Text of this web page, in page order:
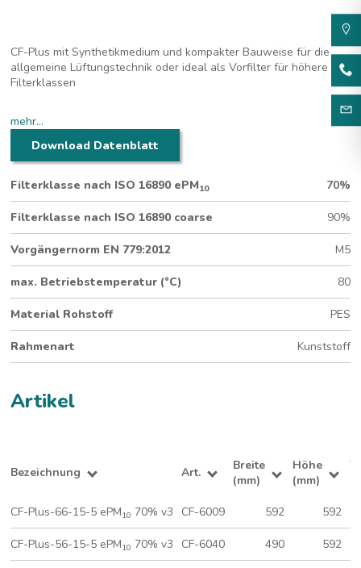
CF-Plus mit Synthetikmedium und kompakter Bauweise für die
allgemeine Lüftungstechnik oder ideal als Vorfilter für höhere
Filterklassen
Plissiertes PES-Medium
mehr...
Download Datenblatt
Filterklasse nach ISO 16890 ePM10 70%
Filterklasse nach ISO 16890 coarse 90%
Vorgängernorm EN 779:2012 M5
max. Betriebstemperatur (°C) 80
Material Rohstoff PES
Rahmenart Kunststoff
Artikel
Bezeichnung Art.
Breite
(mm)
Höhe
(mm)
CF-Plus-66-15-5 ePM10 70% v3 CF-6009 592 592
CF-Plus-56-15-5 ePM10 70% v3 CF-6040 490 592